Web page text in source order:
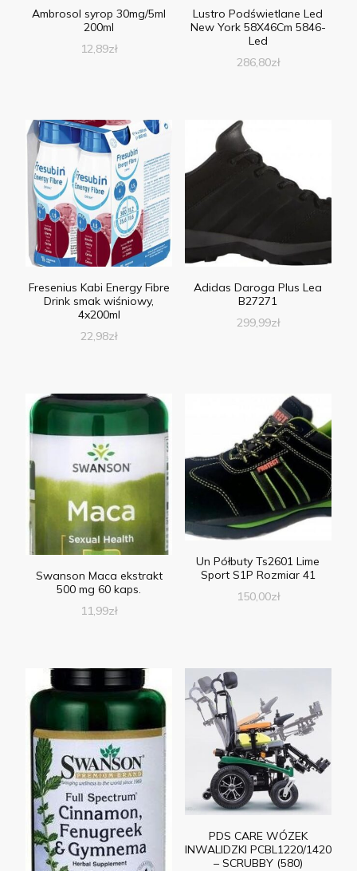
Ambrosol syrop 30mg/5ml
200ml
12,89zł
Lustro Podświetlane Led
New York 58X46Cm 5846-
Led
286,80zł
Fresenius Kabi Energy Fibre
Drink smak wiśniowy,
4x200ml
22,98zł
Adidas Daroga Plus Lea
B27271
299,99zł
Swanson Maca ekstrakt
500 mg 60 kaps.
11,99zł
Un Półbuty Ts2601 Lime
Sport S1P Rozmiar 41
150,00zł
PDS CARE WÓZEK
INWALIDZKI PCBL1220/1420
– SCRUBBY (580)